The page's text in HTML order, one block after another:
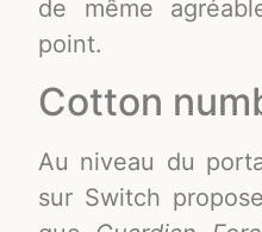
de même
point.
Cotton
Au niveau du
sur Switch